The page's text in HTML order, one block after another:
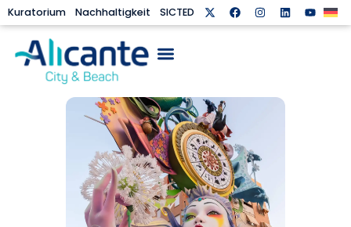
Kuratorium Nachhaltigkeit SICTED